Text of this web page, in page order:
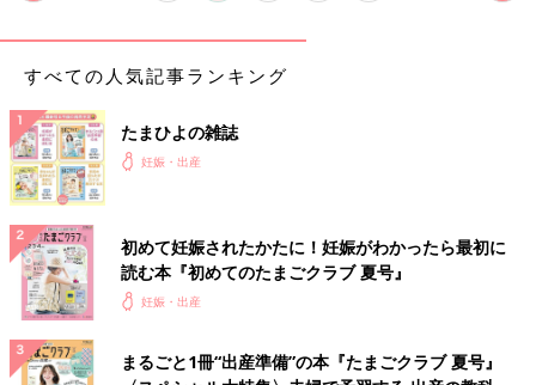
すべての人気記事ランキング
たまひよの雑誌
妊娠・出産
初めて妊娠されたかたに！妊娠がわかったら最初に
読む本『初めてのたまごクラブ 夏号』
妊娠・出産
まるごと1冊“出産準備”の本『たまごクラブ 夏号』